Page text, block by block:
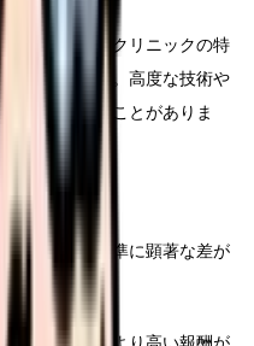
な関係性や、クリニックの特
性があります。高度な技術や
酬を得られることがありま
では、給与水準に顕著な差が